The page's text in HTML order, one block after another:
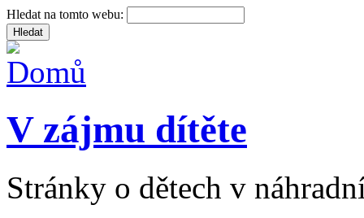
Hledat na tomto webu:
V zájmu dítěte
Stránky o dětech v